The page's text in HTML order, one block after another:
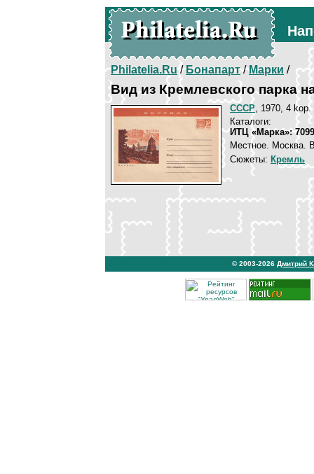
Philatelia.Ru/Бонапарт/Марки /
Вид из Кремлевского парка
СССР, 1970, 4 kop.
Каталоги:
ИТЦ «Марка»: 7099
Местное. Москва.
Сюжеты: Кремль
© 2003-2026 Дмитрий